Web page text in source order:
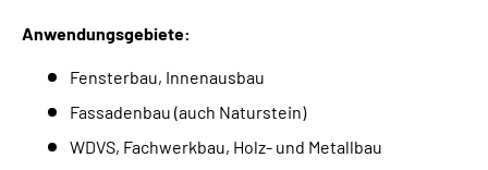
Anwendungsgebiete:
Fensterbau, Innenausbau
Fassadenbau (auch Naturstein)
WDVS, Fachwerkbau, Holz- und Metallbau